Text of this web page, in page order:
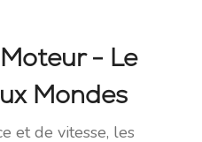
- Le
Mondes
et de vitesse, les